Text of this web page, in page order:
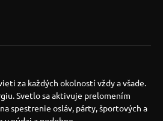
za každých okolností vždy a všade.
Svetlo sa aktivuje prelomením
spestrenie osláv, párty, športových a